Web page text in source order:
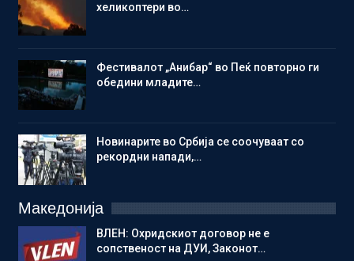
хеликоптери во…
Фестивалот „Анибар“ во Пеќ повторно ги
обедини младите…
Новинарите во Србија се соочуваат со
рекордни напади,…
Македонија
ВЛЕН: Охридскиот договор не е
сопственост на ДУИ, Законот…